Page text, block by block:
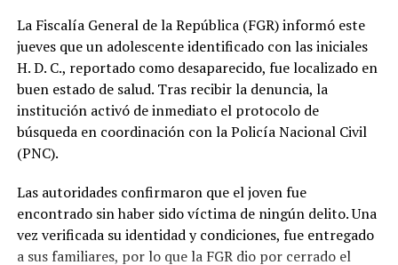
Gobierno avanza en un 70 %
en las obras de mitigación
ejecutadas en la quebrada el
Garrobo, en San Salvador
5 abril, 2022
En «Nacionales»
UP NEXT
Fuerza Armada recibe a 63 nuevos cadetes
La Fiscalía General de la República (FGR) informó este
jueves que un adolescente identificado con las iniciales
H. D. C., reportado como desaparecido, fue localizado en
buen estado de salud. Tras recibir la denuncia, la
institución activó de inmediato el protocolo de
búsqueda en coordinación con la Policía Nacional Civil
(PNC).
Las autoridades confirmaron que el joven fue
encontrado sin haber sido víctima de ningún delito. Una
vez verificada su identidad y condiciones, fue entregado
a sus familiares, por lo que la FGR dio por cerrado el